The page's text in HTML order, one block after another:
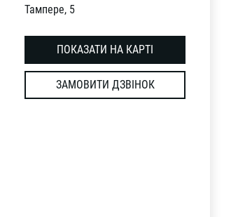
Тампере, 5
ПОКАЗАТИ НА КАРТІ
ЗАМОВИТИ ДЗВІНОК